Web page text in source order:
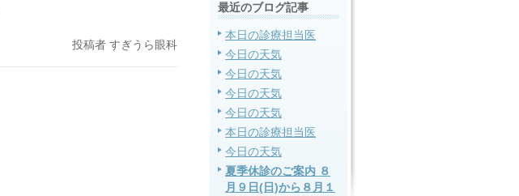
投稿者 すぎうら眼科
最近のブログ記事
本日の診療担当医
今日の天気
今日の天気
今日の天気
今日の天気
本日の診療担当医
今日の天気
夏季休診のご案内 ８
月９日(日)から８月１